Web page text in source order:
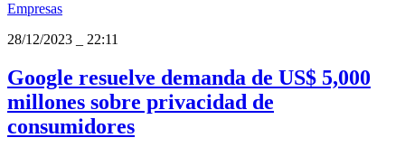
Empresas
28/12/2023
22:11
Google resuelve demanda de US$ 5,000
millones sobre privacidad de
consumidores